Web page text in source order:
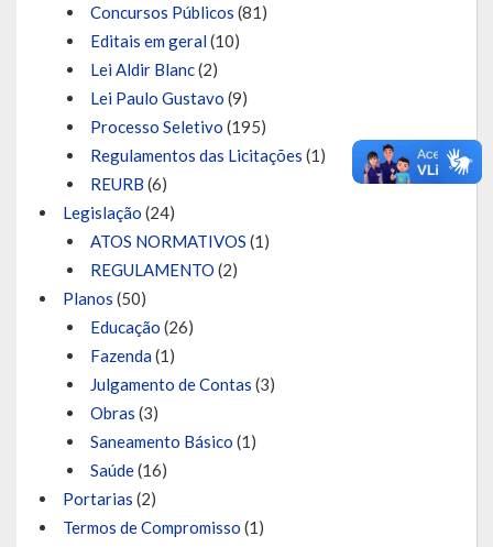
Concursos Públicos (81)
Editais em geral(10)
Lei Aldir Blanc(2)
Lei Paulo Gustavo (9)
Processo Seletivo (195)
Regulamentos das Licitações (1)
REURB (6)
Legislação (24)
ATOS NORMATIVOS (1)
REGULAMENTO (2)
Planos (50)
Educação (26)
Fazenda(1)
Julgamento de Contas (3)
Obras (3)
Saneamento Básico (1)
Saúde(16)
Portarias (2)
Termos de Compromisso (1)